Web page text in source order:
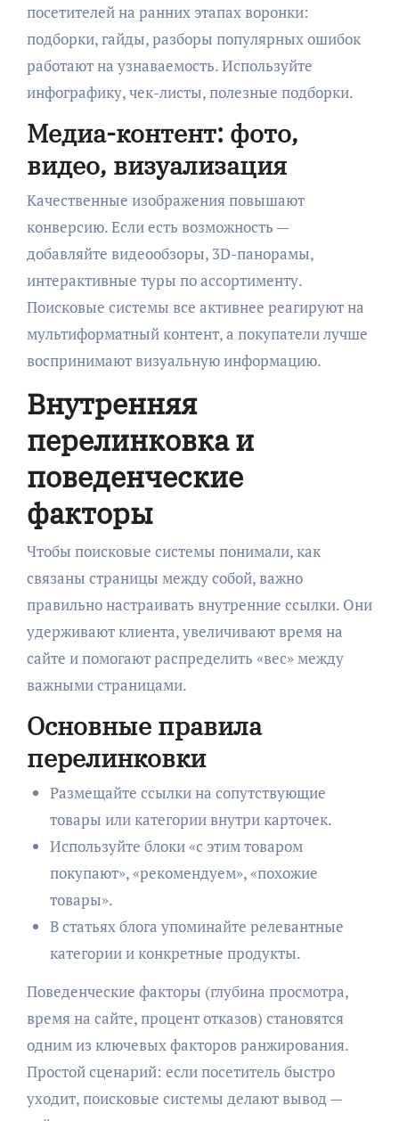
посетителей на ранних этапах воронки:
подборки, гайды, разборы популярных ошибок
работают на узнаваемость. Используйте
инфографику, чек-листы, полезные подборки.
Медиа-контент: фото,
видео, визуализация
Качественные изображения повышают
конверсию. Если есть возможность —
добавляйте видеообзоры, 3D-панорамы,
интерактивные туры по ассортименту.
Поисковые системы все активнее реагируют на
мультиформатный контент, а покупатели лучше
воспринимают визуальную информацию.
Внутренняя
перелинковка и
поведенческие
факторы
Чтобы поисковые системы понимали, как
связаны страницы между собой, важно
правильно настраивать внутренние ссылки. Они
удерживают клиента, увеличивают время на
сайте и помогают распределить «вес» между
важными страницами.
Основные правила
перелинковки
Размещайте ссылки на сопутствующие
товары или категории внутри карточек.
Используйте блоки «с этим товаром
покупают», «рекомендуем», «похожие
товары».
В статьях блога упоминайте релевантные
категории и конкретные продукты.
Поведенческие факторы (глубина просмотра,
время на сайте, процент отказов) становятся
одним из ключевых факторов ранжирования.
Простой сценарий: если посетитель быстро
уходит, поисковые системы делают вывод —